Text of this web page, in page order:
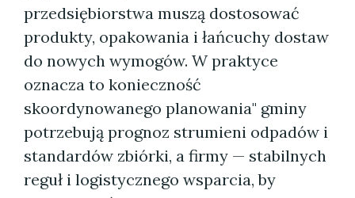
przedsiębiorstwa muszą dostosować
produkty, opakowania i łańcuchy dostaw
do nowych wymogów. W praktyce
oznacza to konieczność
skoordynowanego planowania" gminy
potrzebują prognoz strumieni odpadów i
standardów zbiórki, a firmy — stabilnych
reguł i logistycznego wsparcia, by